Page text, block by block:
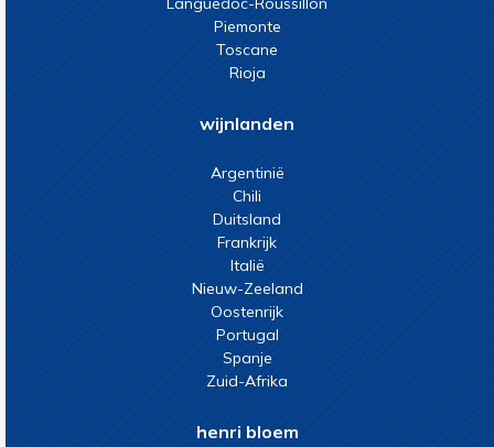
Piemonte
Toscane
Rioja
wijnlanden
Argentinië
Chili
Duitsland
Frankrijk
Italië
Nieuw-Zeeland
Oostenrijk
Portugal
Spanje
Zuid-Afrika
henri bloem